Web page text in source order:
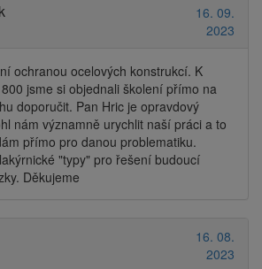
16. 09.
2023
ochranou ocelových konstrukcí. K
jsme si objednali školení přímo na
doporučit. Pan Hric je opravdový
nám významně urychlit naší práci a to
přímo pro danou problematiku.
"typy" pro řešení budoucí
Děkujeme
16. 08.
2023